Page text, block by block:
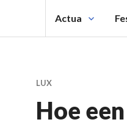
Actua
LUX
Hoe